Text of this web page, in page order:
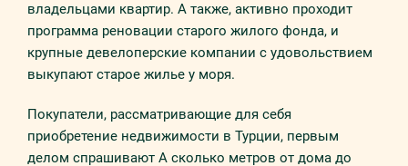
владельцами квартир. А также, активно проходит
программа реновации старого жилого фонда, и
крупные девелоперские компании с удовольствием
выкупают старое жилье у моря.
Покупатели, рассматривающие для себя
приобретение недвижимости в Турции, первым
делом спрашивают А сколько метров от дома до